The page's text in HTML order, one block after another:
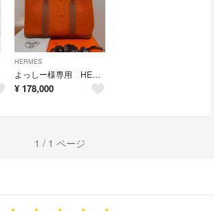
HERMES
よっしー様専用 HERMES エルメス ガーデンパーティ PM オレンジ
¥ 178,000
1 / 1 ページ